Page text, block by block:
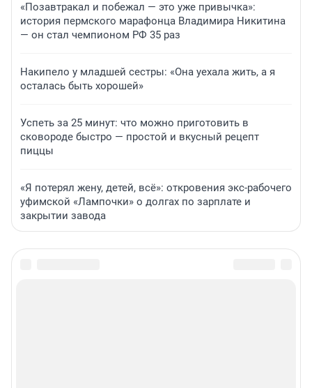
«Позавтракал и побежал — это уже привычка»:
история пермского марафонца Владимира Никитина
— он стал чемпионом РФ 35 раз
Накипело у младшей сестры: «Она уехала жить, а я
осталась быть хорошей»
Успеть за 25 минут: что можно приготовить в
сковороде быстро — простой и вкусный рецепт
пиццы
«Я потерял жену, детей, всё»: откровения экс-рабочего
уфимской «Лампочки» о долгах по зарплате и
закрытии завода